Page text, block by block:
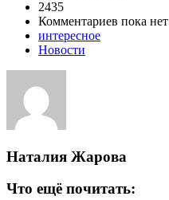
2435
Комментариев пока нет
интересное
Новости
Наталия Жарова
Что ещё почитать: